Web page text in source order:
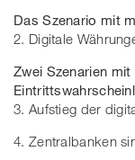
Das Szenario mit
2. Digitale
Zwei Szenarien
3. Aufstieg der
4. Zentralbanken